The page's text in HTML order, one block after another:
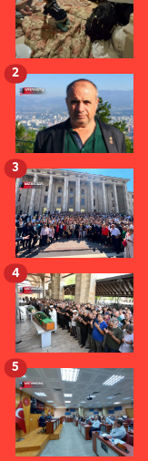
2
3
4
5